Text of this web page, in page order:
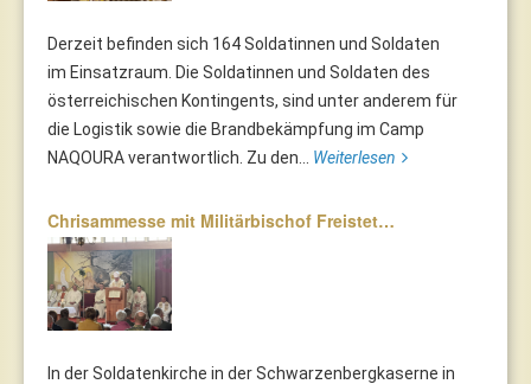
Derzeit befinden sich 164 Soldatinnen und Soldaten
im Einsatzraum. Die Soldatinnen und Soldaten des
österreichischen Kontingents, sind unter anderem für
die Logistik sowie die Brandbekämpfung im Camp
NAQOURA verantwortlich. Zu den... Weiterlesen
Chrisammesse mit Militärbischof Freistet…
In der Soldatenkirche in der Schwarzenbergkaserne in